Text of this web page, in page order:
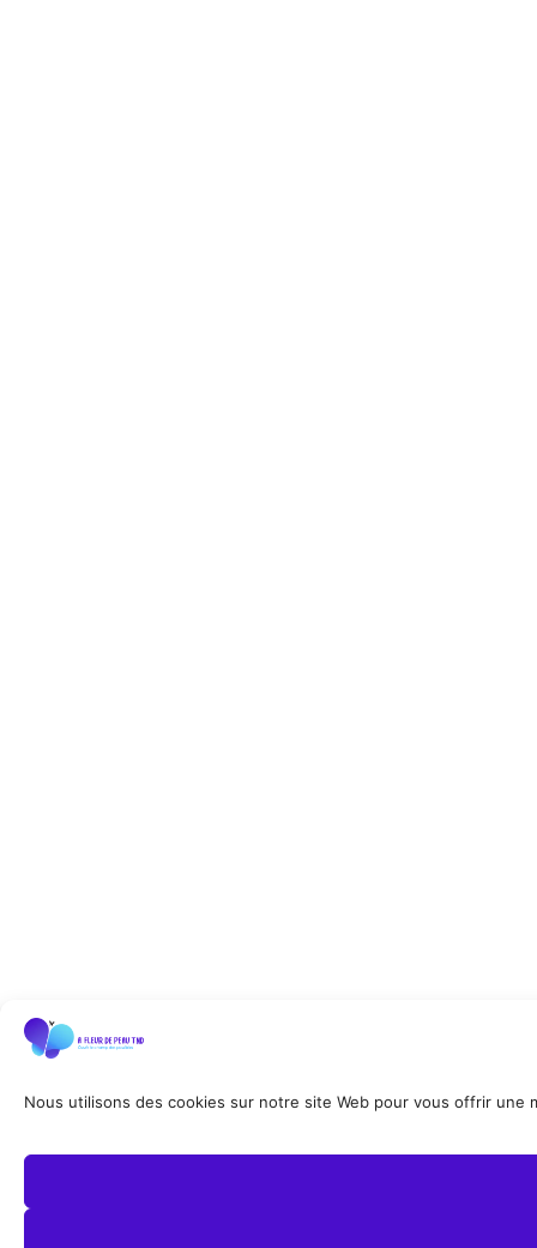
Nous utilisons des cookies sur notre site Web pour vous offrir